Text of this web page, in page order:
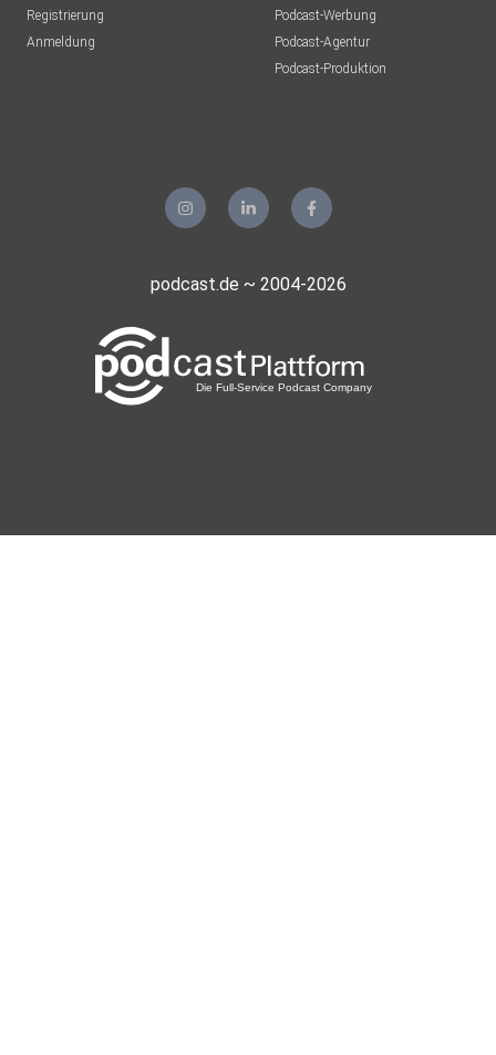
Moderatoren: Alexander Friedl, Markus Sieger
Podcasts, YouTube und überall, wo es Podcasts gibt.
Empfehle uns
gerne weiter, damit wir in Zukunft noch mehr Menschen mit
Format erreichen.
Registrierung
Anmeldung
Podcast-Werbung
Podcast-Agentur
Podcast-Produktion
podcast.de ~ 2004-2026